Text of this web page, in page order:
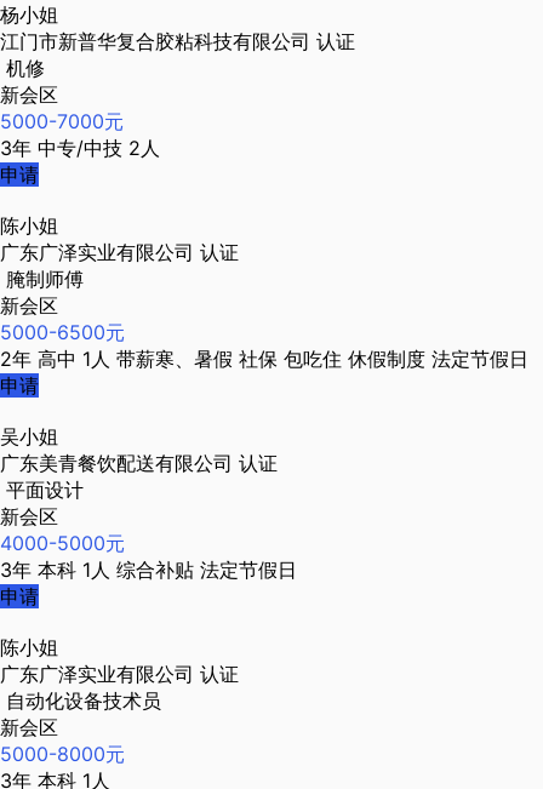
杨小姐
江门市新普华复合胶粘科技有限公司 认证
机修
新会区
5000-7000元
3年 中专/中技 2人
申请
陈小姐
广东广泽实业有限公司 认证
腌制师傅
新会区
5000-6500元
2年 高中 1人 带薪寒、暑假 社保 包吃住 休假制度 法定节假日
申请
吴小姐
广东美青餐饮配送有限公司 认证
平面设计
新会区
4000-5000元
3年 本科 1人 综合补贴 法定节假日
申请
陈小姐
广东广泽实业有限公司 认证
自动化设备技术员
新会区
5000-8000元
3年 本科 1人